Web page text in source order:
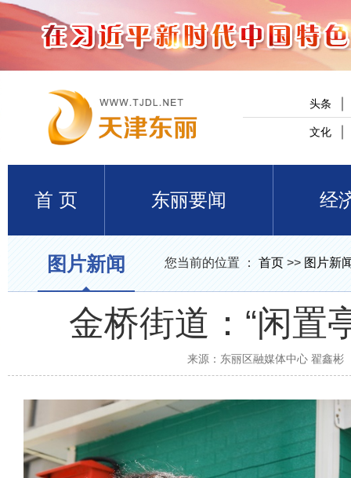
头条
文化
首 页 东丽要闻 经
图片新闻 您当前的位置 ： 首页 >> 图片新
金桥街道：“闲置
来源： 东丽区融媒体中心 翟鑫